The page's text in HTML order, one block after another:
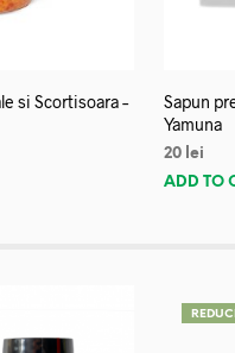
si Scortisoara –
Sapun
Yamuna
20 lei
ADD TO